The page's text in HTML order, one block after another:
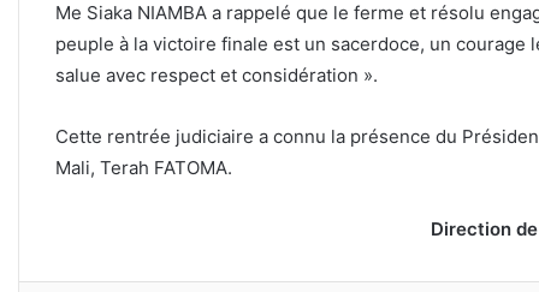
Me Siaka NIAMBA a rappelé que le ferme et résolu
peuple à la victoire finale est un sacerdoce, un courage
salue avec respect et considération ».
Cette rentrée judiciaire a connu la présence du
Mali, Terah FATOMA.
Direction